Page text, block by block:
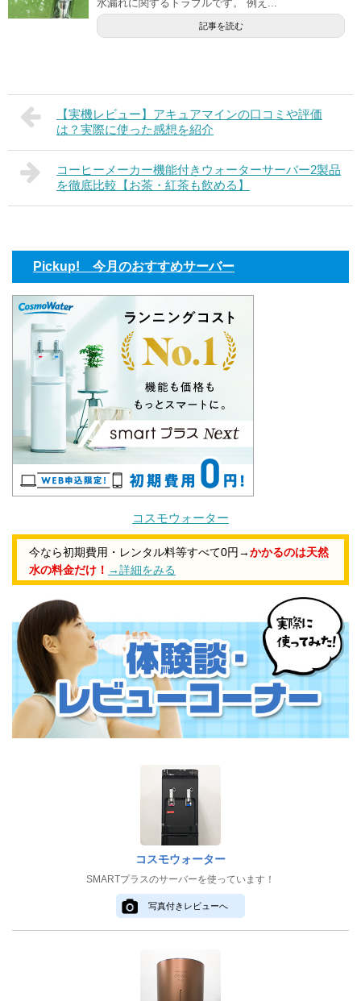
水漏れに関するトラブルです。 例え...
記事を読む
【実機レビュー】アキュアマインの口コミや評価
は？実際に使った感想を紹介
コーヒーメーカー機能付きウォーターサーバー2製品
を徹底比較【お茶・紅茶も飲める】
Pickup! 今月のおすすめサーバー
コスモウォーター
今なら初期費用・レンタル料等すべて0円→かかるのは天然
水の料金だけ！ →詳細をみる
コスモウォーター
SMARTプラスのサーバーを使っています！
写真付きレビューへ